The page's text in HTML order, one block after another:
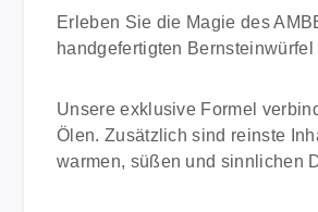
Erleben Sie die Magie des
handgefertigten
Unsere exklusive Formel
Ölen. Zusätzlich sind reinste
warmen, süßen und sinnlichen